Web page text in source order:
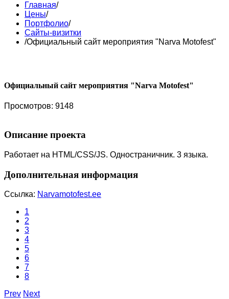
Главная/
Цены/
Портфолио/
Сайты-визитки
/Официальный сайт мероприятия "Narva Motofest"
Официальный сайт мероприятия "Narva Motofest"
Просмотров: 9148
Описание проекта
Работает на HTML/CSS/JS. Одностраничник. 3 языка.
Дополнительная информация
Ссылка: Narvamotofest.ee
1
2
3
4
5
6
7
8
Prev Next